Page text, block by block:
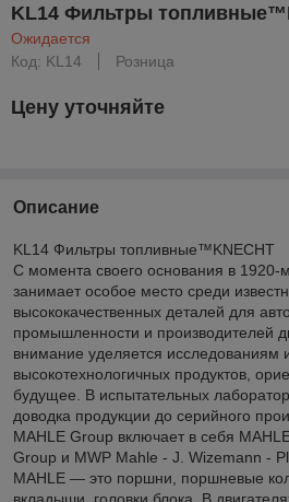
KL14 Фильтры
Ожидается
Код: KL14
Розница
Цену уточняйте
Описание
KL14 Фильтры топливные™KNECHT
С момента своего основания в 1920-
занимает особое место среди
высококачественных деталей для
промышленности и производителей
внимание уделяется исследованиям
высокотехнологичных продуктов,
будущее. В испытательных
доводка продукции до серийного
MAHLE Group включает в себя
Group и MWP Mahle - J. Wizemann -
MAHLE — это поршни, поршневые
вкладыши, головки блока. В